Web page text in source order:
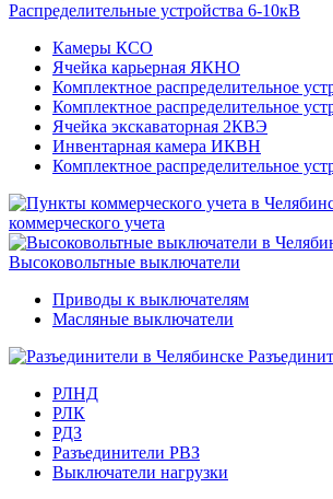
Распределительные устройства 6-10кВ
Камеры КСО
Ячейка карьерная ЯКНО
Комплектное распределительное
Комплектное распределительное
Ячейка экскаваторная 2КВЭ
Инвентарная камера ИКВН
Комплектное распределительное
коммерческого учета
Высоковольтные выключатели
Приводы к выключателям
Масляные выключатели
РЛНД
РЛК
РДЗ
Разъединители РВЗ
Выключатели нагрузки